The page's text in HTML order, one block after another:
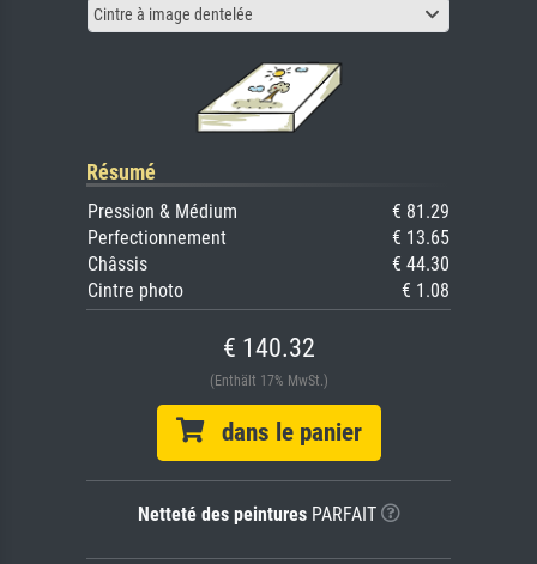
Cintre à image dentelée
Résumé
Pression & Médium
€ 81.29
Perfectionnement
€ 13.65
Châssis
€ 44.30
Cintre photo
€ 1.08
€ 140.32
(Enthält 17% MwSt.)
dans le panier
Netteté des peinturesPARFAIT